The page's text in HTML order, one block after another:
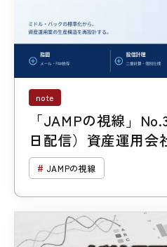
note
「JAMPの視線」
日配信）資産運用会
JAMPの視線